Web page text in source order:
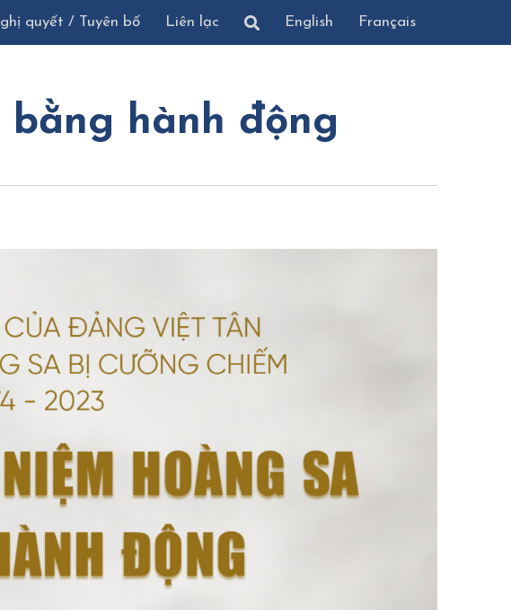
quyết / Tuyên bố Liên lạc English Français
hành động